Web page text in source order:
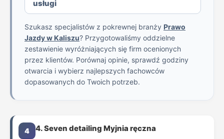
usługi
Szukasz specjalistów z pokrewnej branży Prawo
Jazdy w Kaliszu? Przygotowaliśmy oddzielne
zestawienie wyróżniających się firm ocenionych
przez klientów. Porównaj opinie, sprawdź godziny
otwarcia i wybierz najlepszych fachowców
dopasowanych do Twoich potrzeb.
4 4. Seven detailing Myjnia ręczna